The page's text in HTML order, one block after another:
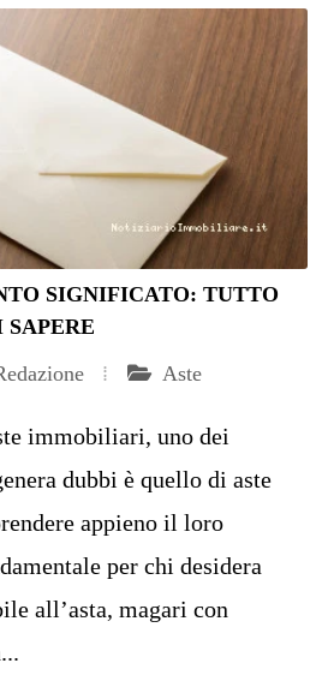
SIGNIFICATO: TUTTO
Aste
immobiliari, uno dei
dubbi è quello di aste
appieno il loro
per chi desidera
all’asta, magari con